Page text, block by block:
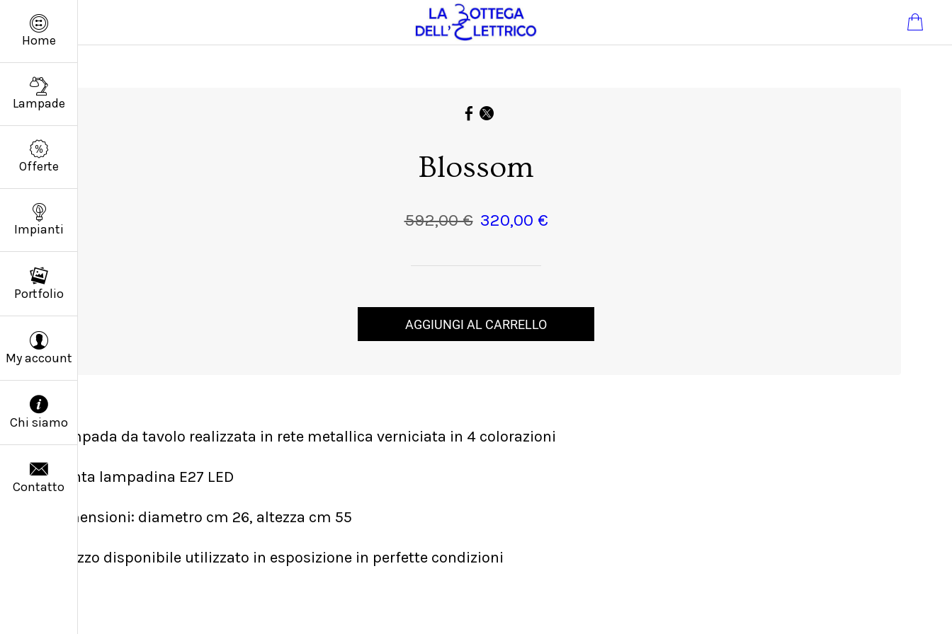
Home
Lampade
Offerte
Impianti
Portfolio
My account
Chi siamo
Contatto
Blossom
592,00 € 320,00 €
AGGIUNGI AL CARRELLO
Lampada da tavolo realizzata in rete metallica verniciata in 4 colorazioni
Monta lampadina E27 LED
Dimensioni: diametro cm 26, altezza cm 55
1 pezzo disponibile utilizzato in esposizione in perfette condizioni